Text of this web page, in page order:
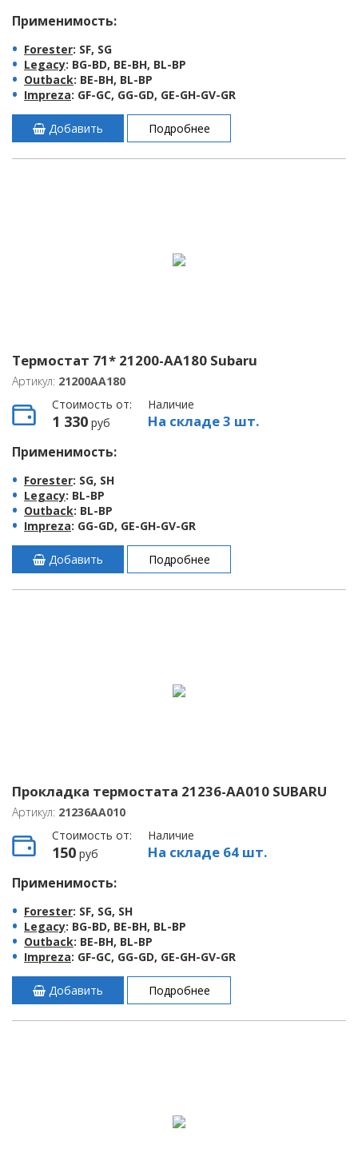
Применимость:
Forester: SF, SG
Legacy: BG-BD, BE-BH, BL-BP
Outback: BE-BH, BL-BP
Impreza: GF-GC, GG-GD, GE-GH-GV-GR
Добавить Подробнее
Термостат 71* 21200-AA180 Subaru
Артикул: 21200AA180
Стоимость от:
1 330 руб
Наличие
На складе 3 шт.
Применимость:
Forester: SG, SH
Legacy: BL-BP
Outback: BL-BP
Impreza: GG-GD, GE-GH-GV-GR
Добавить Подробнее
Прокладка термостата 21236-AA010 SUBARU
Артикул: 21236AA010
Стоимость от:
150 руб
Наличие
На складе 64 шт.
Применимость:
Forester: SF, SG, SH
Legacy: BG-BD, BE-BH, BL-BP
Outback: BE-BH, BL-BP
Impreza: GF-GC, GG-GD, GE-GH-GV-GR
Добавить Подробнее